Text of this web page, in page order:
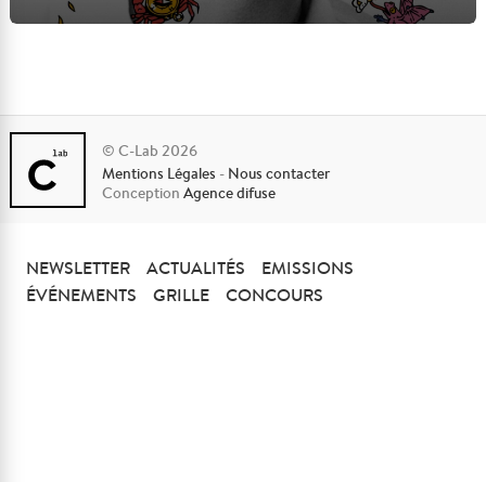
Lire l'article
© C-Lab 2026
Mentions Légales - Nous contacter
ConceptionAgence difuse
NEWSLETTER ACTUALITÉS
EMISSIONS
ÉVÉNEMENTS
GRILLE CONCOURS